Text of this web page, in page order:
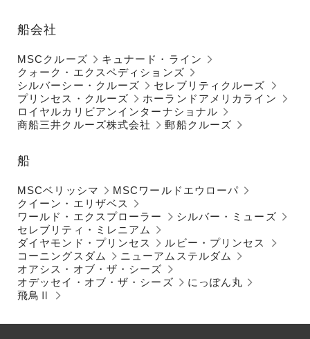
船会社
MSCクルーズ
キュナード・ライン
クォーク・エクスペディションズ
シルバーシー・クルーズ
セレブリティクルーズ
プリンセス・クルーズ
ホーランドアメリカライン
ロイヤルカリビアンインターナショナル
商船三井クルーズ株式会社
郵船クルーズ
船
MSCベリッシマ
MSCワールドエウローパ
クイーン・エリザベス
ワールド・エクスプローラー
シルバー・ミューズ
セレブリティ・ミレニアム
ダイヤモンド・プリンセス
ルビー・プリンセス
コーニングスダム
ニューアムステルダム
オアシス・オブ・ザ・シーズ
オデッセイ・オブ・ザ・シーズ
にっぽん丸
飛鳥Ⅱ